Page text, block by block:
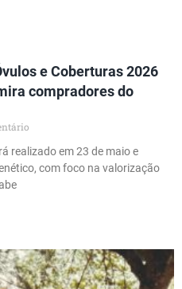
e Coberturas 2026
compradores do
realizado em 23 de maio e
com foco na valorização